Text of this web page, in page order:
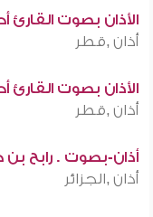
الأذان بصوت
أذان ,قطر
الأذان بصوت
أذان ,قطر
أذان-بصوت . رابح بن
أذان ,الجزائر